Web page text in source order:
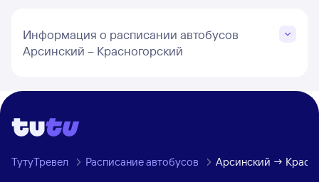
Информация о расписании автобусов
Арсинский – Красногорский
ТутуТревел Расписание автобусов Арсинский →